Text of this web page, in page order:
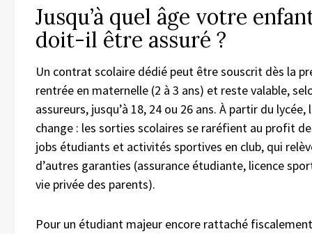
Jusqu’à quel âge votre
doit-il être assuré ?
Un contrat scolaire dédié peut être souscrit dès la
rentrée en maternelle (2 à 3 ans) et reste valable,
assureurs, jusqu’à 18, 24 ou 26 ans. À partir du lycée,
change : les sorties scolaires se raréfient au profit
jobs étudiants et activités sportives en club, qui
d’autres garanties (assurance étudiante, licence
vie privée des parents).
Pour un étudiant majeur encore rattaché